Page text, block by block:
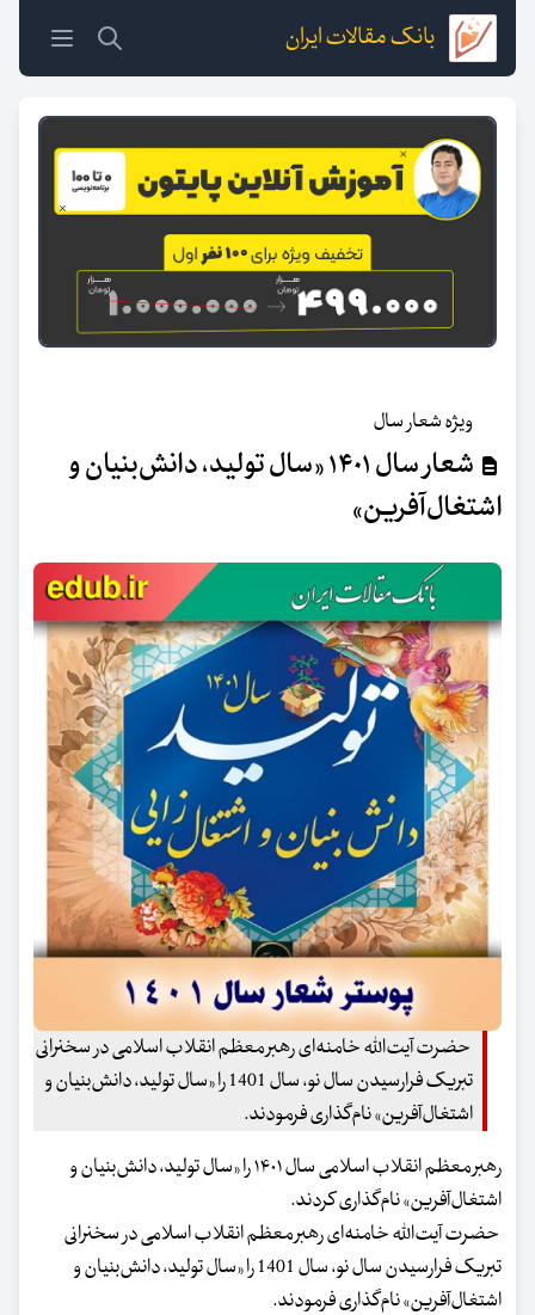
بانک مقالات ایران
ویژه شعار سال
شعار سال ۱۴۰۱ «سال تولید، دانش‌بنیان و
اشتغال‌آفرین»
حضرت آیت‌الله خامنه‌ای رهبر معظم انقلاب اسلامی در سخنرانی
تبریک فرارسیدن سال نو، سال 1401 را «سال تولید، دانش‌بنیان و
اشتغال‌آفرین» نام‌گذاری فرمودند.
رهبر معظم انقلاب اسلامی سال ۱۴۰۱ را «سال تولید، دانش‌بنیان و
اشتغال‌آفرین» نام‌گذاری کردند.
حضرت آیت‌الله خامنه‌ای رهبر معظم انقلاب اسلامی در سخنرانی
تبریک فرارسیدن سال نو، سال 1401 را «سال تولید، دانش‌بنیان و
اشتغال‌آفرین» نام‌گذاری فرمودند.